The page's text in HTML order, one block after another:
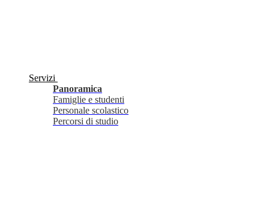
Servizi
Panoramica
Famiglie e studenti
Personale scolastico
Percorsi di studio